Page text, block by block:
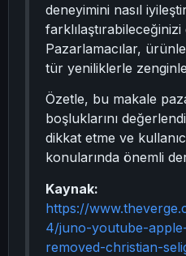
deneyimini nasıl
Pazarlamacılar,
tür yeniliklerle
Özetle, bu makale
boşluklarını
dikkat etme ve
konularında önemli
Kaynak:
https://
4/juno-youtube-
removed-christian-